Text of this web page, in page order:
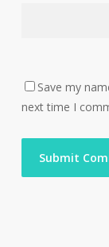
Save my
next time I